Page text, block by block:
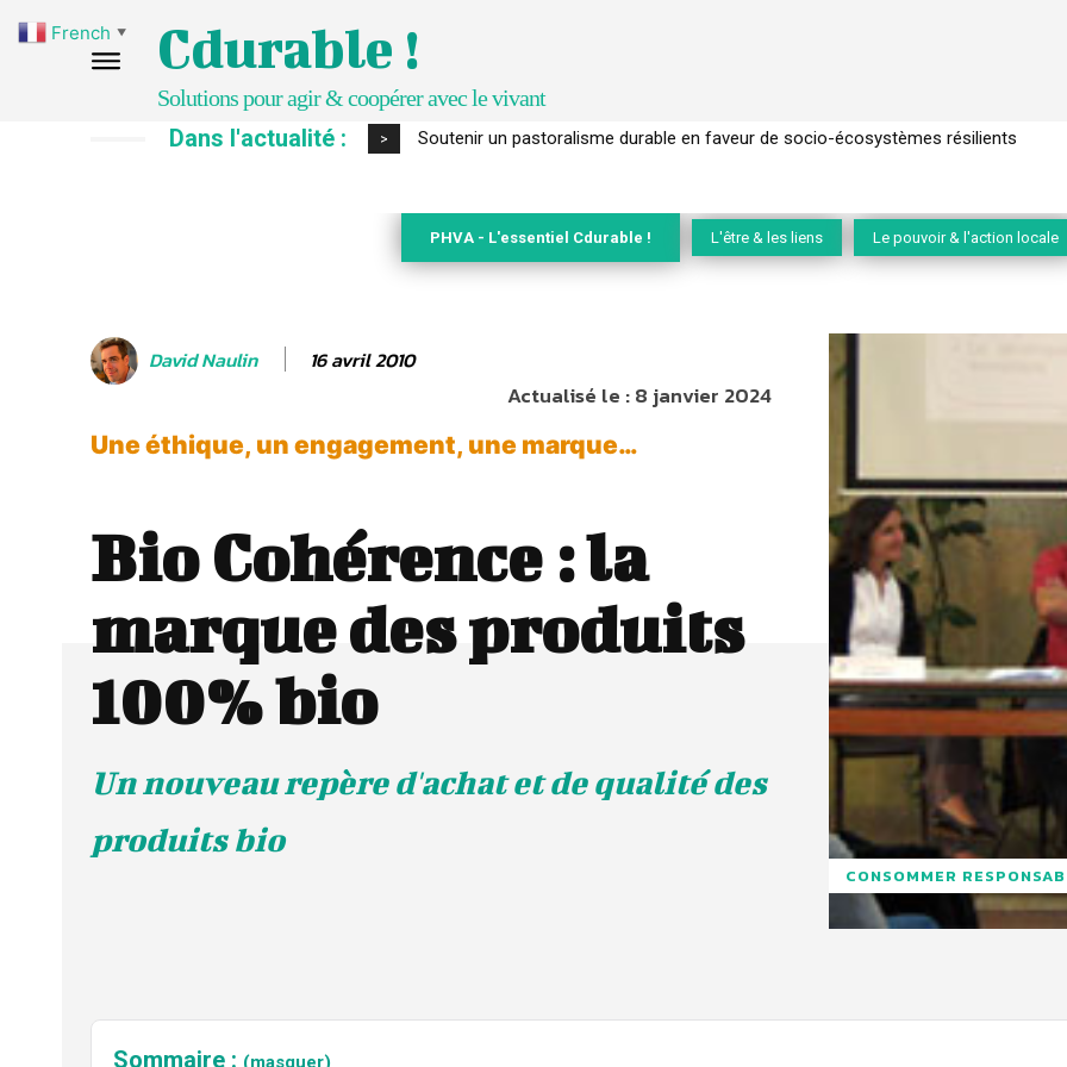
Cdurable !
Solutions pour agir & coopérer avec le vivant
Dans l'actualité : > S’inspirer de l’arbre pour un modèle économique régénératif du vivant …
PHVA - L'essentiel Cdurable ! L'être & les liens Le pouvoir & l'action locale
David Naulin 16 avril 2010
Actualisé le :8 janvier 2024
Une éthique, un engagement, une marque…
Bio Cohérence : la
marque des produits
100% bio
Un nouveau repère d'achat et de qualité des
produits bio
CONSOMMER
Sommaire : (masquer)
French ▼